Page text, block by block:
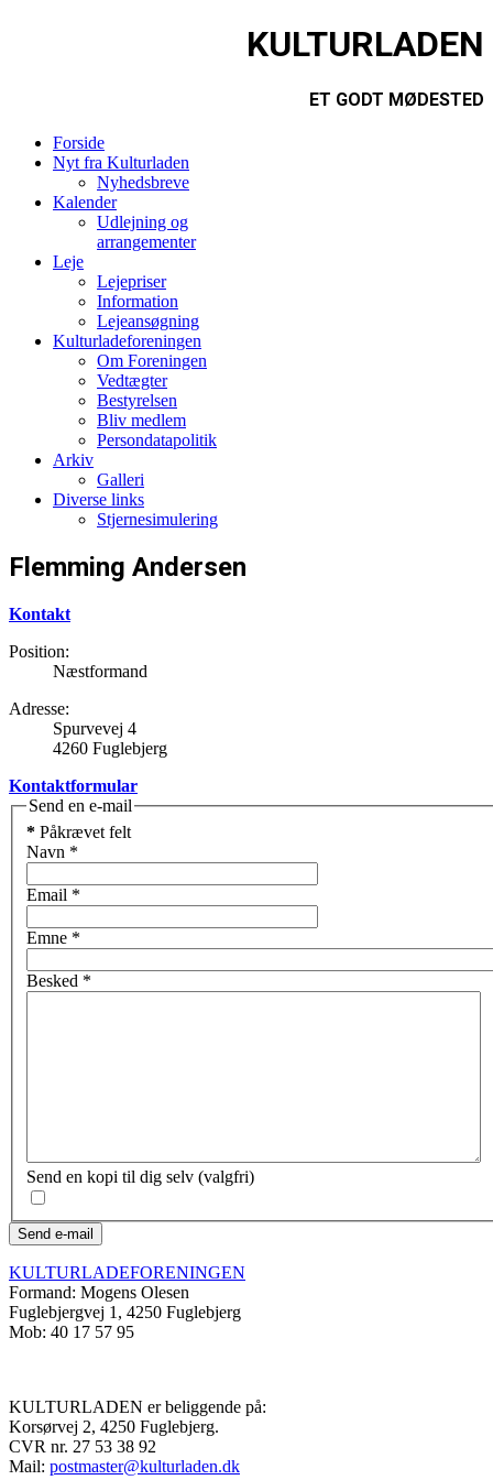
KULTURLADEN
ET GODT MØDESTED
Forside
Nyt fra Kulturladen
Nyhedsbreve
Kalender
Udlejning og
arrangementer
Leje
Lejepriser
Information
Lejeansøgning
Kulturladeforeningen
Om Foreningen
Vedtægter
Bestyrelsen
Bliv medlem
Persondatapolitik
Arkiv
Galleri
Diverse links
Stjernesimulering
Flemming Andersen
Kontakt
Position:
Næstformand
Adresse:
Spurvevej 4
4260 Fuglebjerg
Kontaktformular
Send en e-mail
* Påkrævet felt
Navn *
Email *
Emne *
Besked *
Send en kopi til dig selv (valgfri)
Send e-mail
KULTURLADEFORENINGEN
Formand: Mogens Olesen
Fuglebjergvej 1, 4250 Fuglebjerg
Mob: 40 17 57 95
KULTURLADEN er beliggende på:
Korsørvej 2, 4250 Fuglebjerg.
CVR nr. 27 53 38 92
Mail: postmaster@kulturladen.dk